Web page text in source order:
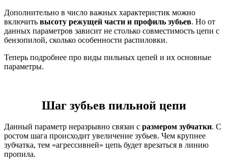
Дополнительно в число важных характеристик можно
включить высоту режущей части и профиль зубьев. Но от
данных параметров зависит не столько совместимость цепи с
бензопилой, сколько особенности распиловки.
Теперь подробнее про виды пильных цепей и их основные
параметры.
Шаг зубьев пильной цепи
Данный параметр неразрывно связан с размером зубчатки. С
ростом шага происходит увеличение зубьев. Чем крупнее
зубчатка, тем «агрессивней» цепь будет врезаться в линию
пропила.